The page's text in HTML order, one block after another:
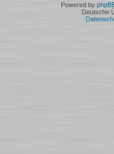
Powered by
Deutsche